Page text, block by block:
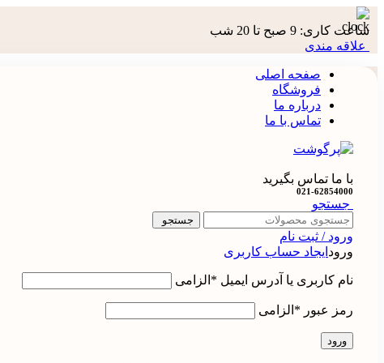
ساعت کاری: 9 صبح تا 20 شب
علاقه مندی
صفحه اصلی
فروشگاه
درباره ما
تماس با ما
با ما تماس بگیرید
021-62854000
جستجو
جستجو
ورود / ثبت نام
ورود ایجاد حساب کاربری
نام کاربری یا آدرس ایمیل * الزامی
رمز عبور * الزامی
ورود